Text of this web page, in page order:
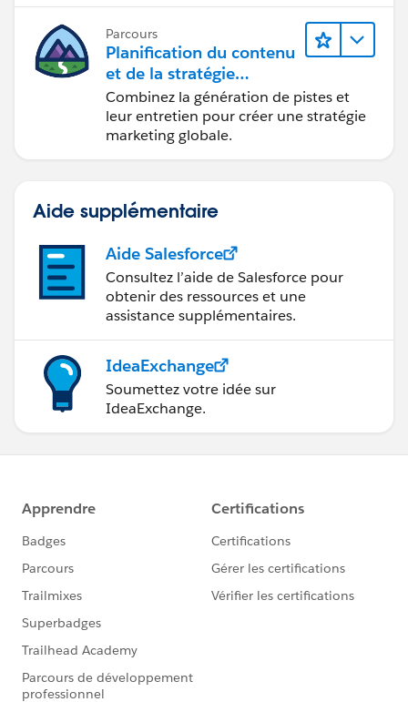
Parcours
Planification du contenu
et de la stratégie
marketing avec
Marketing Cloud
Account Engagement
Combinez la génération de pistes et
leur entretien pour créer une stratégie
marketing globale.
Aide supplémentaire
Aide Salesforce
Consultez l’aide de Salesforce pour
obtenir des ressources et une
assistance supplémentaires.
IdeaExchange
Soumettez votre idée sur
IdeaExchange.